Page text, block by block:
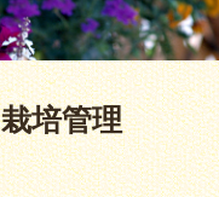
培管理